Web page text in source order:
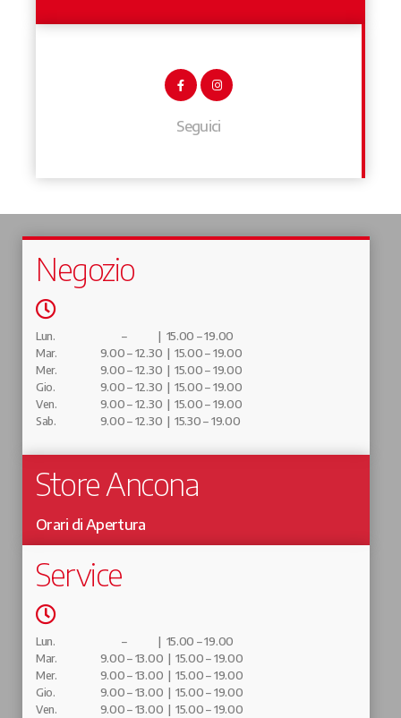
Seguici
Negozio
Lun.
Mar.
Mer.
Gio.
Ven.
Sab.
– | 15.00 – 19.00
9.00 – 12.30 | 15.00 – 19.00
9.00 – 12.30 | 15.00 – 19.00
9.00 – 12.30 | 15.00 – 19.00
9.00 – 12.30 | 15.00 – 19.00
9.00 – 12.30 | 15.30 – 19.00
Store Ancona
Orari di Apertura
Service
Lun.
Mar.
Mer.
Gio.
Ven.
– | 15.00 – 19.00
9.00 – 13.00 | 15.00 – 19.00
9.00 – 13.00 | 15.00 – 19.00
9.00 – 13.00 | 15.00 – 19.00
9.00 – 13.00 | 15.00 – 19.00